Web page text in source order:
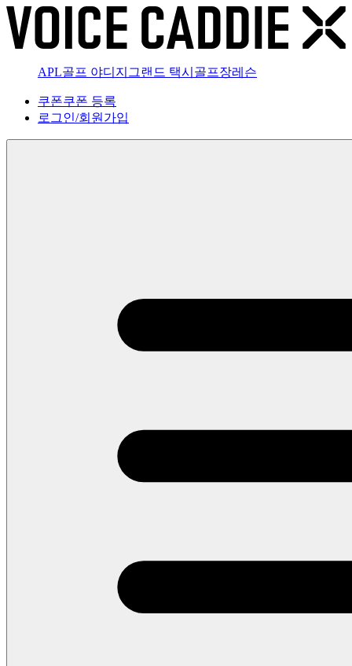
APL골프 야디지 그랜드 택시 골프장레슨
쿠폰쿠폰 등록
로그인/회원가입